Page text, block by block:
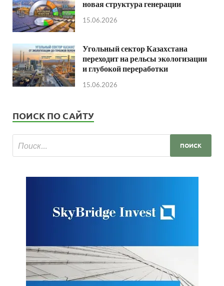
новая структура генерации
15.06.2026
Угольный сектор Казахстана
переходит на рельсы экологизации
и глубокой переработки
15.06.2026
ПОИСК ПО САЙТУ